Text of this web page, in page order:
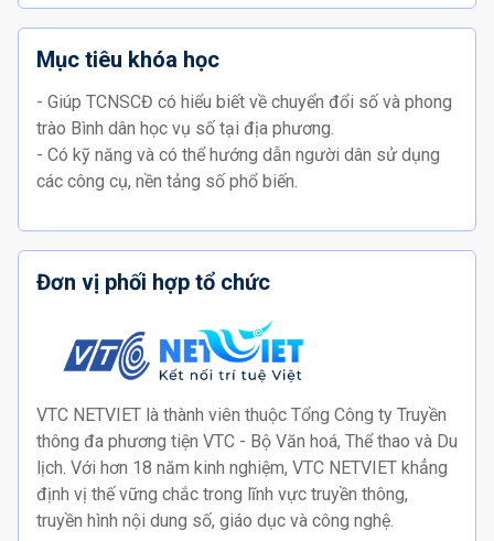
Mục tiêu khóa học
- Giúp TCNSCĐ có hiểu biết về chuyển đổi số và phong
trào Bình dân học vụ số tại địa phương.
- Có kỹ năng và có thể hướng dẫn người dân sử dụng
các công cụ, nền tảng số phổ biến.
Đơn vị phối hợp tổ chức
VTC NETVIET là thành viên thuộc Tổng Công ty Truyền
thông đa phương tiện VTC - Bộ Văn hoá, Thể thao và Du
lịch. Với hơn 18 năm kinh nghiệm, VTC NETVIET khẳng
định vị thế vững chắc trong lĩnh vực truyền thông,
truyền hình nội dung số, giáo dục và công nghệ.